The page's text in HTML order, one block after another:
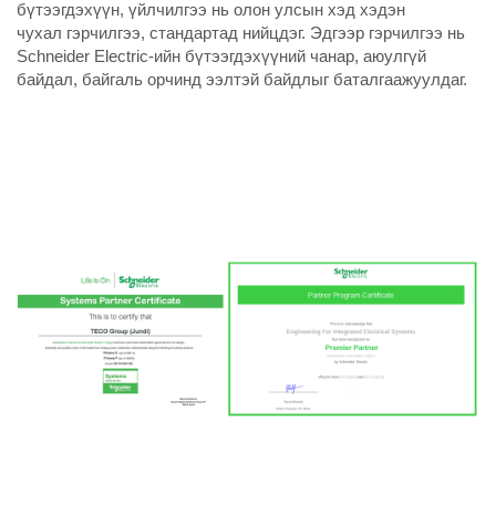
бүтээгдэхүүн, үйлчилгээ нь олон улсын хэд хэдэн
чухал гэрчилгээ, стандартад нийцдэг. Эдгээр гэрчилгээ нь
Schneider Electric-ийн бүтээгдэхүүний чанар, аюулгүй
байдал, байгаль орчинд ээлтэй байдлыг баталгаажуулдаг.